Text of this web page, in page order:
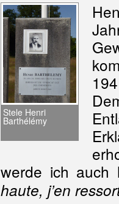
Stele Henri
Barthélémy
werde ich auch
haute, j’en